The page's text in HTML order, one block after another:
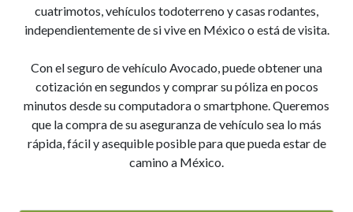
cuatrimotos, vehículos todoterreno y casas rodantes,
independientemente de si vive en México o está de visita.
Con el seguro de vehículo Avocado, puede obtener una
cotización en segundos y comprar su póliza en pocos
minutos desde su computadora o smartphone. Queremos
que la compra de su aseguranza de vehículo sea lo más
rápida, fácil y asequible posible para que pueda estar de
camino a México.